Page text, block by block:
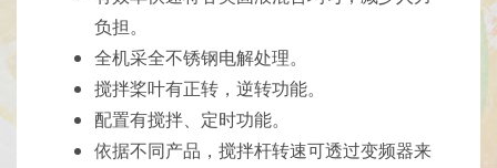
负担。
全机采全不锈钢电解处理。
搅拌桨叶有正转，逆转功能。
配置有搅拌、定时功能。
依据不同产品，搅拌杆转速可透过变频器来